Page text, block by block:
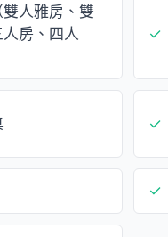
人雅房、雙
房、四人
✓
✓
✓